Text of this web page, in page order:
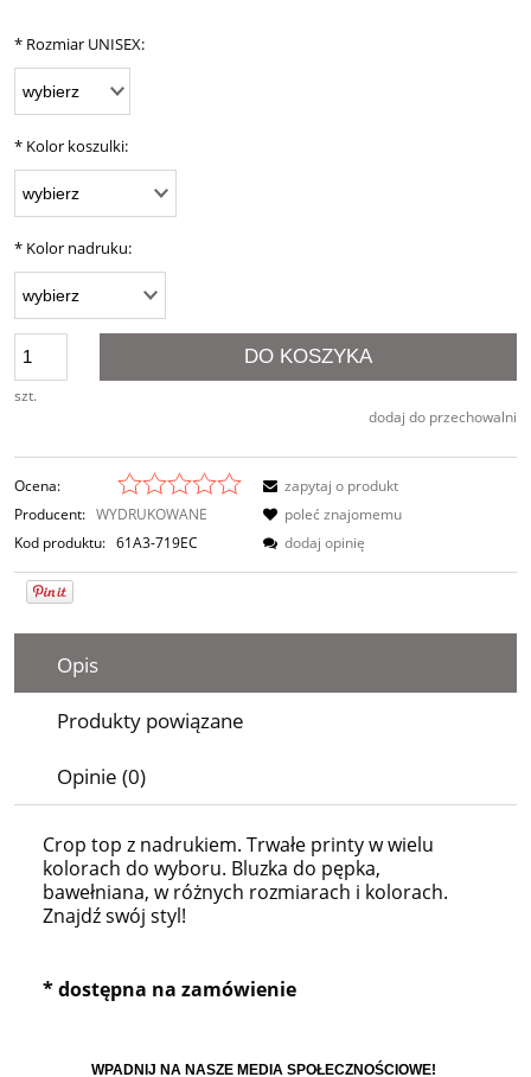
* Rozmiar UNISEX:
* Kolor koszulki:
* Kolor nadruku:
szt.
DO KOSZYKA
dodaj do przechowalni
Ocena:
Producent: WYDRUKOWANE
Kod produktu: 61A3-719EC
zapytaj o produkt
poleć znajomemu
dodaj opinię
Opis
Produkty powiązane
Opinie (0)
Crop top z nadrukiem. Trwałe printy w wielu
kolorach do wyboru. Bluzka do pępka,
bawełniana, w różnych rozmiarach i kolorach.
Znajdź swój styl!
* dostępna na zamówienie
WPADNIJ NA NASZE MEDIA SPOŁECZNOŚCIOWE!